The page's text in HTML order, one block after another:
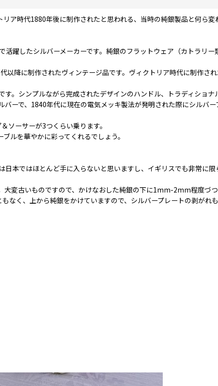
時代1880年後に制作されたと思われる、当時の純銀製品と何ら
躍したシルバーメーカーです。純銀のフラットウェア（カトラリー
降に制作されたヴィンテージ品です。ヴィクトリア時代に制作さ
。シンプルながら完成されたデザインのハンドル、トラディショ
ーで、1840年代に現在の電気メッキ製法が発明された際にシルバー
ソーサーが3つくらい乗ります。
ルを華やかに彩ってくれるでしょう。
本ではほとんど手に入らないと思いますし、イギリスでも非常に限
変古いものですので、かけなおした純銀の下に1mm-2mm程度づ
く、上から純銀をかけていますので、シルバープレートの剥がれも